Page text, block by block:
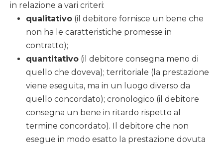
in relazione a vari criteri:
qualitativo (il debitore fornisce un bene che
non ha le caratteristiche promesse in
contratto);
quantitativo (il debitore consegna meno di
quello che doveva); territoriale (la prestazione
viene eseguita, ma in un luogo diverso da
quello concordato); cronologico (il debitore
consegna un bene in ritardo rispetto al
termine concordato). Il debitore che non
esegue in modo esatto la prestazione dovuta